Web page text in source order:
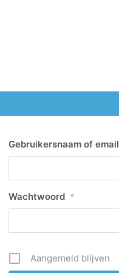
Gebruikersnaam of email
Wachtwoord *
Aangemeld blijven